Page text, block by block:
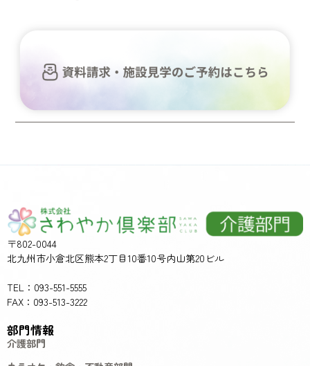
〒802-0044
北九州市小倉北区熊本2丁目10番10号内山第20ビル
TEL：093-551-5555
FAX：093-513-3222
部門情報
介護部門